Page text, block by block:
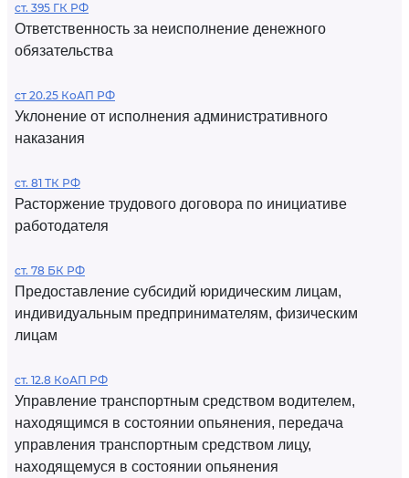
ст. 395 ГК РФ
Ответственность за неисполнение денежного
обязательства
ст 20.25 КоАП РФ
Уклонение от исполнения административного
наказания
ст. 81 ТК РФ
Расторжение трудового договора по инициативе
работодателя
ст. 78 БК РФ
Предоставление субсидий юридическим лицам,
индивидуальным предпринимателям, физическим
лицам
ст. 12.8 КоАП РФ
Управление транспортным средством водителем,
находящимся в состоянии опьянения, передача
управления транспортным средством лицу,
находящемуся в состоянии опьянения